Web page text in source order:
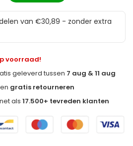
van €30,89 - zonder extra
voorraad!
geleverd tussen 7 aug & 11 aug
gratis retourneren
als17.500+ tevreden klanten